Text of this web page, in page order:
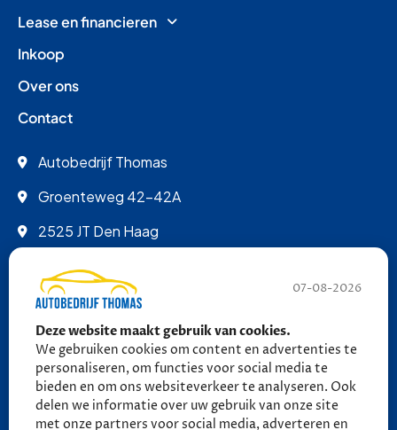
07-08-2026
Deze website maakt gebruik van cookies.
We gebruiken cookies om content en advertenties te
personaliseren, om functies voor social media te
bieden en om ons websiteverkeer te analyseren. Ook
delen we informatie over uw gebruik van onze site
met onze partners voor social media, adverteren en
Lease en financieren
Inkoop
Over ons
Contact
Autobedrijf Thomas
Groenteweg 42-42A
2525 JT Den Haag
info@autobedrijfthomas.nl
070 - 389 9852
06 - 27 58 27 18 (tot 21:30)
06 - 27 58 27 18 (tot 21:30)
Ma - Vr: 09:00 - 17:00